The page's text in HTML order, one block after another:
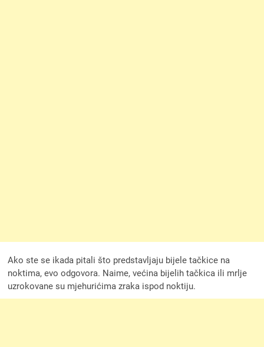
Ako ste se ikada pitali što predstavljaju bijele tačkice na
noktima, evo odgovora. Naime, većina bijelih tačkica ili mrlje
uzrokovane su mjehurićima zraka ispod noktiju.